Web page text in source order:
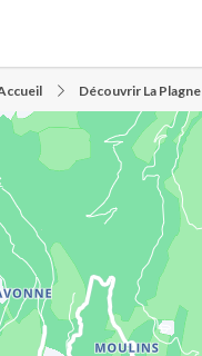
Découvrir La Plagne